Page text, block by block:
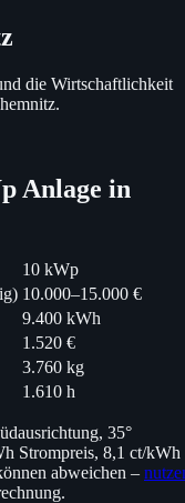
die Wirtschaftlichkeit
Anlage in
10 kWp
10.000–15.000 €
9.400 kWh
1.520 €
3.760 kg
1.610 h
35°
Strompreis, 8,1 ct/kWh
abweichen –